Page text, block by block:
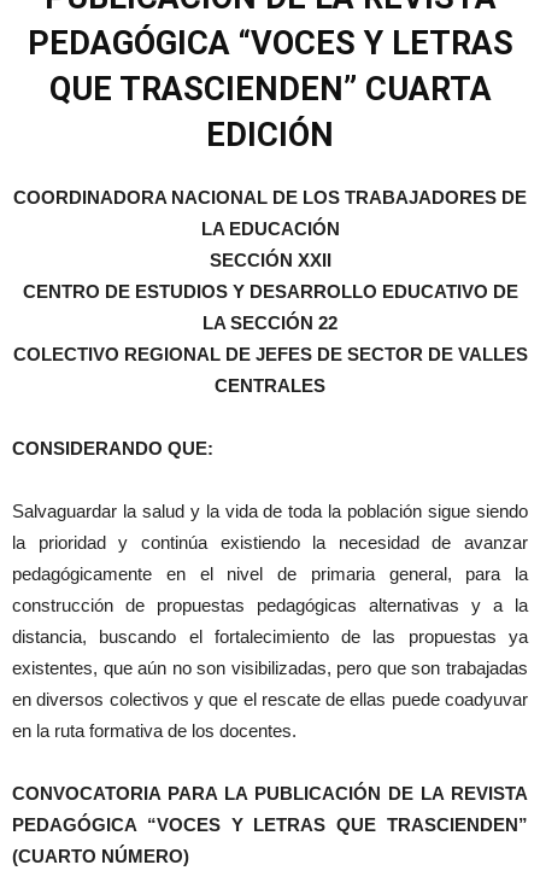
PEDAGÓGICA “VOCES Y LETRAS
QUE TRASCIENDEN” CUARTA
EDICIÓN
COORDINADORA NACIONAL DE LOS TRABAJADORES DE
LA EDUCACIÓN
SECCIÓN XXII
CENTRO DE ESTUDIOS Y DESARROLLO EDUCATIVO DE
LA SECCIÓN 22
COLECTIVO REGIONAL DE JEFES DE SECTOR DE VALLES
CENTRALES
CONSIDERANDO QUE:
Salvaguardar la salud y la vida de toda la población sigue siendo
la prioridad y continúa existiendo la necesidad de avanzar
pedagógicamente en el nivel de primaria general, para la
construcción de propuestas pedagógicas alternativas y a la
distancia, buscando el fortalecimiento de las propuestas ya
existentes, que aún no son visibilizadas, pero que son trabajadas
en diversos colectivos y que el rescate de ellas puede coadyuvar
en la ruta formativa de los docentes.
CONVOCATORIA PARA LA PUBLICACIÓN DE LA REVISTA
PEDAGÓGICA “VOCES Y LETRAS QUE TRASCIENDEN”
(CUARTO NÚMERO)